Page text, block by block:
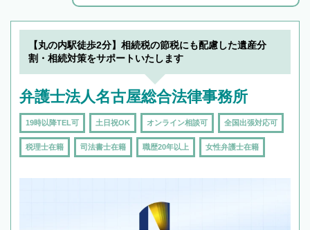
解決のみならず相続をトータルで任せることが
できます。また、相続は感情がからむ分野なの
でフィーリングも重要です。実際に電話や面談
で複数の弁護士と会話をしてウマが合う方に依
【丸の内駅徒歩2分】相続税の節税にも配慮した遺産分
割・相続対策をサポートいたします
弁護士法人名古屋総合法律事務所
19時以降TEL可 土日祝OK オンライン相談可 全国出張対応可
税理士在籍 司法書士在籍 職歴20年以上 女性弁護士在籍